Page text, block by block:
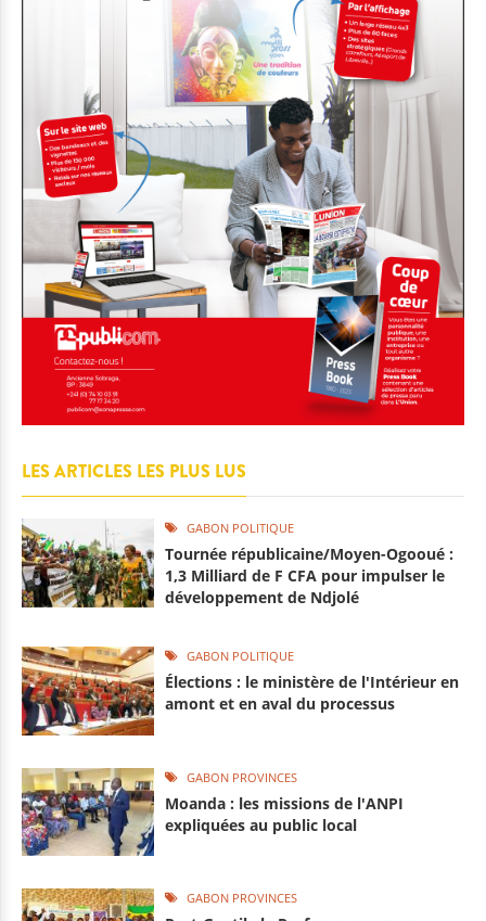
LES ARTICLES LES PLUS LUS
GABON POLITIQUE
Tournée républicaine/Moyen-Ogooué :
1,3 Milliard de F CFA pour impulser le
développement de Ndjolé
GABON POLITIQUE
Élections : le ministère de l'Intérieur en
amont et en aval du processus
GABON PROVINCES
Moanda : les missions de l'ANPI
expliquées au public local
GABON PROVINCES